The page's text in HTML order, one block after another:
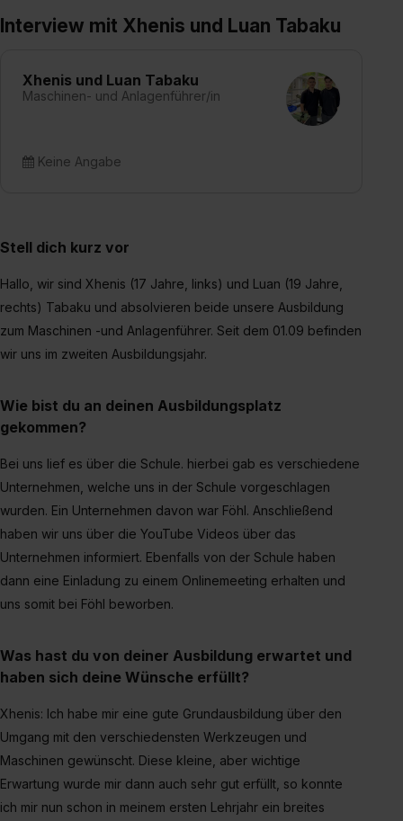
Interview mit Xhenis und Luan Tabaku
Xhenis und Luan Tabaku
Maschinen- und Anlagenführer/in
Keine Angabe
Stell dich kurz vor
Hallo, wir sind Xhenis (17 Jahre, links) und Luan (19 Jahre,
rechts) Tabaku und absolvieren beide unsere Ausbildung
zum Maschinen -und Anlagenführer. Seit dem 01.09 befinden
wir uns im zweiten Ausbildungsjahr.
Wie bist du an deinen Ausbildungsplatz
gekommen?
Bei uns lief es über die Schule. hierbei gab es verschiedene
Unternehmen, welche uns in der Schule vorgeschlagen
wurden. Ein Unternehmen davon war Föhl. Anschließend
haben wir uns über die YouTube Videos über das
Unternehmen informiert. Ebenfalls von der Schule haben
dann eine Einladung zu einem Onlinemeeting erhalten und
uns somit bei Föhl beworben.
Was hast du von deiner Ausbildung erwartet und
haben sich deine Wünsche erfüllt?
Xhenis: Ich habe mir eine gute Grundausbildung über den
Umgang mit den verschiedensten Werkzeugen und
Maschinen gewünscht. Diese kleine, aber wichtige
Erwartung wurde mir dann auch sehr gut erfüllt, so konnte
ich mir nun schon in meinem ersten Lehrjahr ein breites